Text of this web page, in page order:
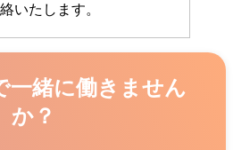
いたします。
一緒に働きません
か？